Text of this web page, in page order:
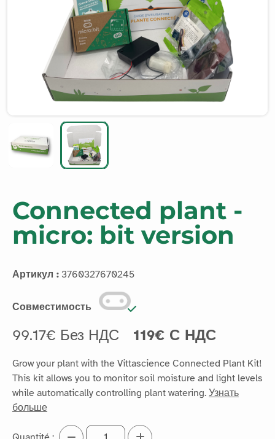
Connected plant -
micro: bit version
Артикул : 3760327670245
Совместимость
99.17€ Без НДС 119€ С НДС
Grow your plant with the Vittascience Connected Plant Kit!
This kit allows you to monitor soil moisture and light levels
while automatically controlling plant watering. Узнать
больше